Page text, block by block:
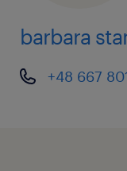
barbara
+48 667